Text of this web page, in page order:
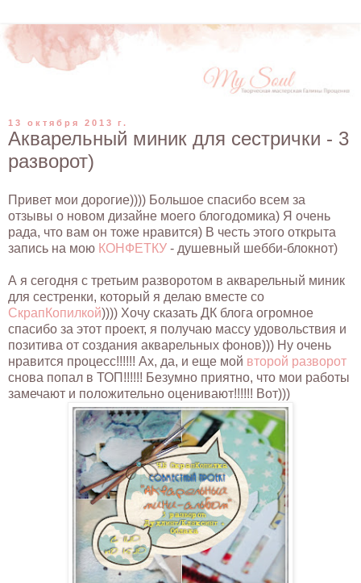
13 октября 2013 г.
Акварельный миник для сестрички - 3
разворот)
Привет мои дорогие)))) Большое спасибо всем за
отзывы о новом дизайне моего блогодомика) Я очень
рада, что вам он тоже нравится) В честь этого открыта
запись на мою КОНФЕТКУ - душевный шебби-блокнот)
А я сегодня с третьим разворотом в акварельный миник
для сестренки, который я делаю вместе со
СкрапКопилкой)))) Хочу сказать ДК блога огромное
спасибо за этот проект, я получаю массу удовольствия и
позитива от создания акварельных фонов))) Ну очень
нравится процесс!!!!!! Ах, да, и еще мой второй разворот
снова попал в ТОП!!!!!! Безумно приятно, что мои работы
замечают и положительно оценивают!!!!!! Вот)))